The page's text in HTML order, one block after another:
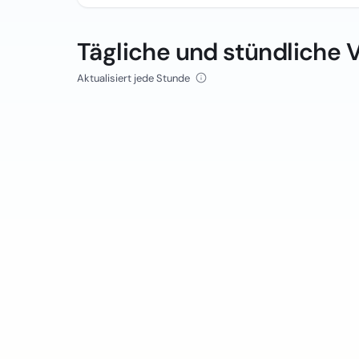
Tägliche und stündliche
Aktualisiert jede Stunde